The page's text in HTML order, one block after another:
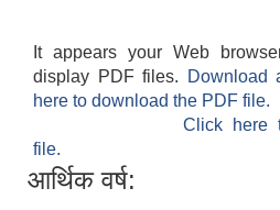
It appears your Web
display PDF files.
Download
here to download the PDF file.
Click here
file.
आर्थिक वर्ष: